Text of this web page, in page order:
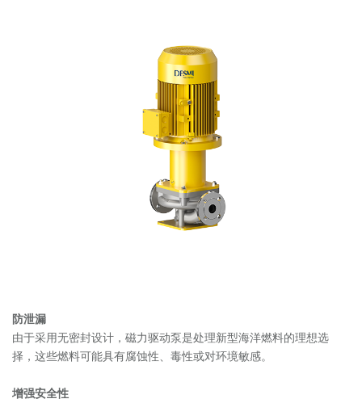
防泄漏
由于采用无密封设计，磁力驱动泵是处理新型海洋燃料的理想选
择，这些燃料可能具有腐蚀性、毒性或对环境敏感。
增强安全性